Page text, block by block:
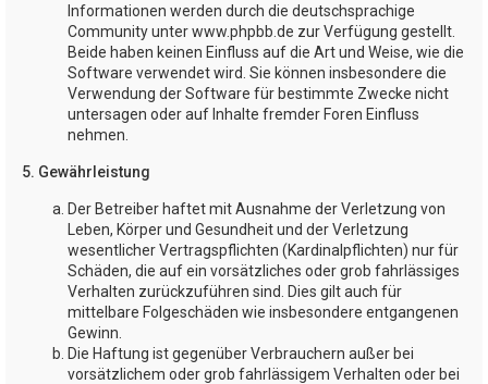
Informationen werden durch die deutschsprachige
Community unter www.phpbb.de zur Verfügung gestellt.
Beide haben keinen Einfluss auf die Art und Weise, wie die
Software verwendet wird. Sie können insbesondere die
Verwendung der Software für bestimmte Zwecke nicht
untersagen oder auf Inhalte fremder Foren Einfluss
nehmen.
5. Gewährleistung
Der Betreiber haftet mit Ausnahme der Verletzung von
Leben, Körper und Gesundheit und der Verletzung
wesentlicher Vertragspflichten (Kardinalpflichten) nur für
Schäden, die auf ein vorsätzliches oder grob fahrlässiges
Verhalten zurückzuführen sind. Dies gilt auch für
mittelbare Folgeschäden wie insbesondere entgangenen
Gewinn.
Die Haftung ist gegenüber Verbrauchern außer bei
vorsätzlichem oder grob fahrlässigem Verhalten oder bei